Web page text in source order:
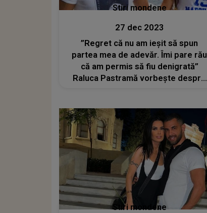
Stiri mondene
27 dec 2023
”Regret că nu am ieșit să spun
partea mea de adevăr. Îmi pare rău
că am permis să fiu denigrată”
Raluca Pastramă vorbește despre
Stiri mondene